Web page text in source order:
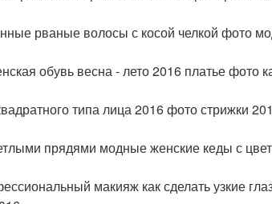
рваные волосы с косой челкой фото
обувь весна - лето 2016 платье фото
типа лица 2016 фото стрижки
прядями модные женские кеды с
макияж как сделать узкие